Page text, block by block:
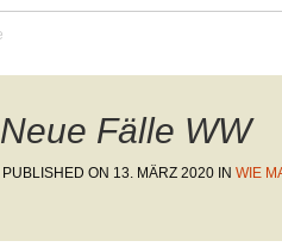
Neue Fälle WW
PUBLISHED ON 13. MÄRZ 2020 IN WIE